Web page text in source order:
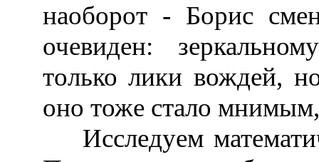
наоборот - Борис
очевиден:
только лики вождей,
оно тоже стало
Исследуем